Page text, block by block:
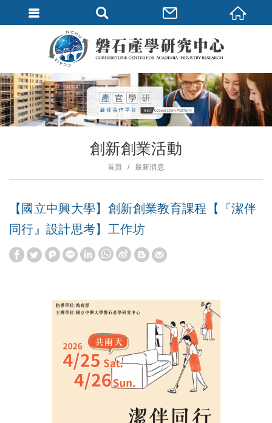
創新創業活動
首頁 最新消息
【國立中興大學】創新創業教育課程【『潔伴
同行』設計思考】工作坊
a
s
A
p
n
W
e
i